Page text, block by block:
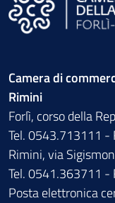
Camera di
Rimini
Forlì, corso della
Tel. 0543.713111 -
Rimini, via
Tel. 0541.363711 -
Posta elettronica